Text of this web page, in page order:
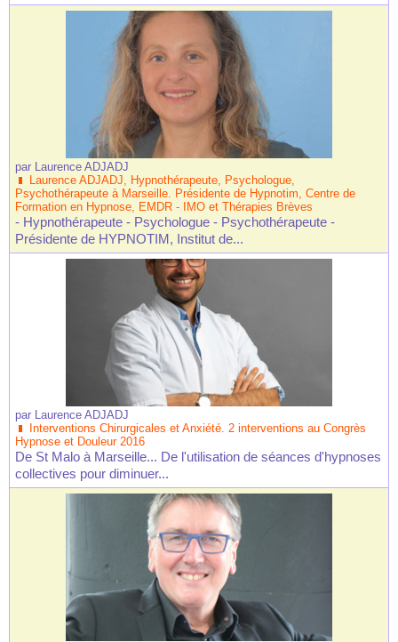
par Laurence ADJADJ
Laurence ADJADJ, Hypnothérapeute, Psychologue,
Psychothérapeute à Marseille. Présidente de Hypnotim, Centre de
Formation en Hypnose, EMDR - IMO et Thérapies Brèves
- Hypnothérapeute - Psychologue - Psychothérapeute -
Présidente de HYPNOTIM, Institut de...
par Laurence ADJADJ
Interventions Chirurgicales et Anxiété. 2 interventions au Congrès
Hypnose et Douleur 2016
De St Malo à Marseille... De l'utilisation de séances d'hypnoses
collectives pour diminuer...